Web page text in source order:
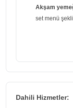
Akşam
set menü
Dahili Hizmetler: